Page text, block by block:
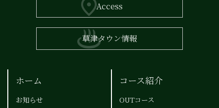
Access
草津タウン情報
ホーム
お知らせ
コース紹介
OUTコース